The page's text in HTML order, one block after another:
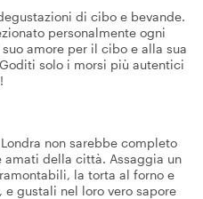
di cibo e bevande.
personalmente ogni
amore per il cibo e alla sua
solo i morsi più autentici
non sarebbe completo
della città. Assaggia un
la torta al forno e
e gustali nel loro vero sapore